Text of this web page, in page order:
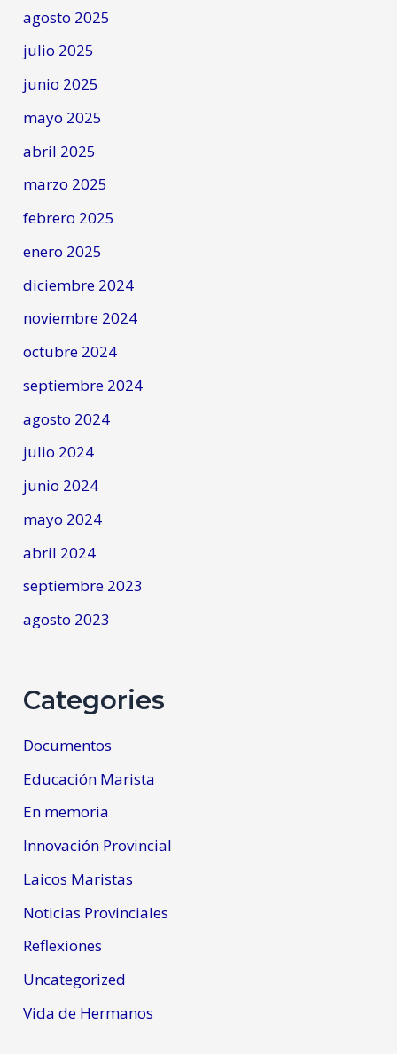
agosto 2025
julio 2025
junio 2025
mayo 2025
abril 2025
marzo 2025
febrero 2025
enero 2025
diciembre 2024
noviembre 2024
octubre 2024
septiembre 2024
agosto 2024
julio 2024
junio 2024
mayo 2024
abril 2024
septiembre 2023
agosto 2023
Categories
Documentos
Educación Marista
En memoria
Innovación Provincial
Laicos Maristas
Noticias Provinciales
Reflexiones
Uncategorized
Vida de Hermanos